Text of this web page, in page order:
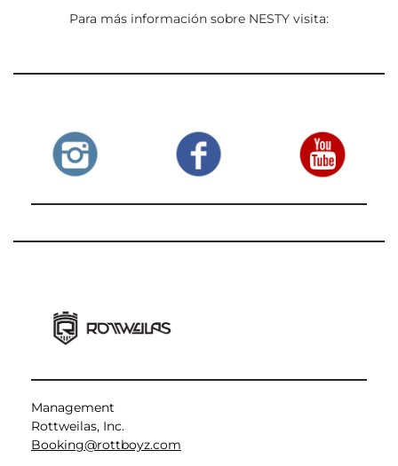
Para más información sobre NESTY visita:
Management
Rottweilas, Inc.
Booking@rottboyz.com